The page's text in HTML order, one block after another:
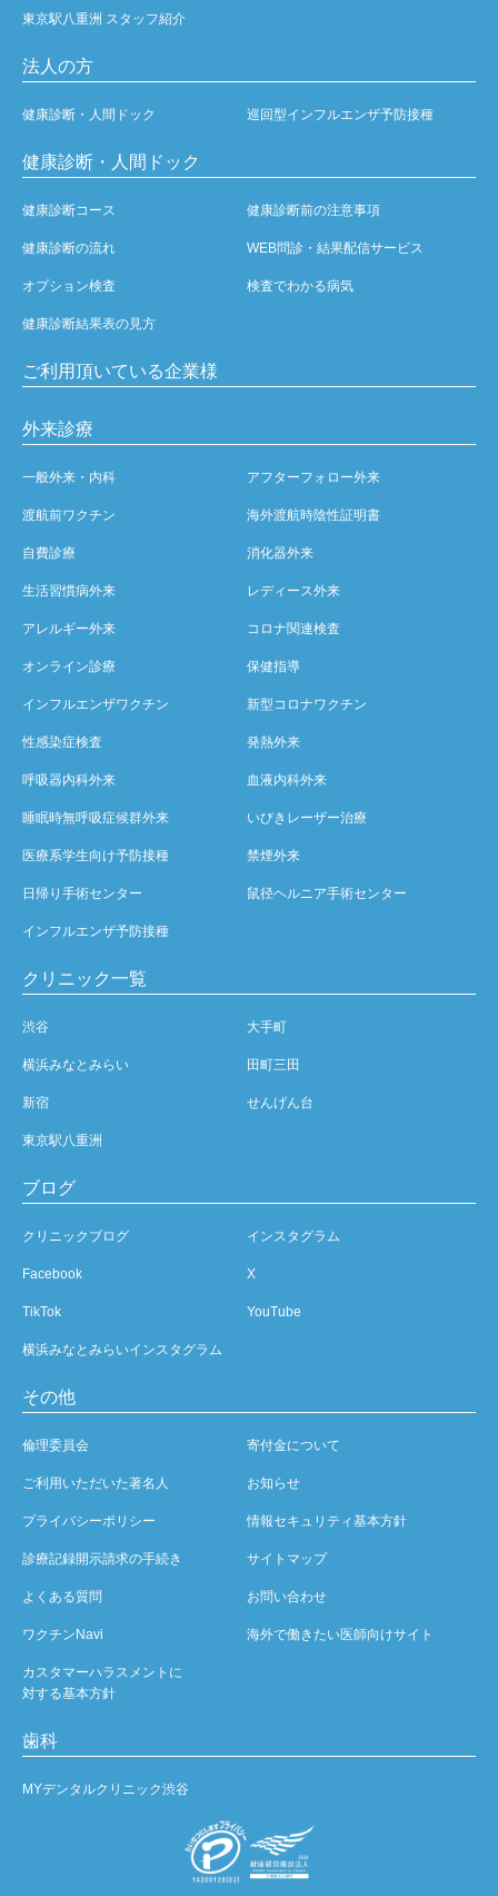
東京駅八重洲 スタッフ紹介
法人の方
健康診断・人間ドック 巡回型インフルエンザ予防接種
健康診断・人間ドック
健康診断コース 健康診断前の注意事項
健康診断の流れ WEB問診・結果配信サービス
オプション検査 検査でわかる病気
健康診断結果表の見方
ご利用頂いている企業様
外来診療
一般外来・内科 アフターフォロー外来
渡航前ワクチン 海外渡航時陰性証明書
自費診療 消化器外来
生活習慣病外来 レディース外来
アレルギー外来 コロナ関連検査
オンライン診療 保健指導
インフルエンザワクチン 新型コロナワクチン
性感染症検査 発熱外来
呼吸器内科外来 血液内科外来
睡眠時無呼吸症候群外来 いびきレーザー治療
医療系学生向け予防接種 禁煙外来
日帰り手術センター 鼠径ヘルニア手術センター
インフルエンザ予防接種
クリニック一覧
渋谷 大手町
横浜みなとみらい 田町三田
新宿 せんげん台
東京駅八重洲
ブログ
クリニックブログ インスタグラム
Facebook X
TikTok YouTube
横浜みなとみらいインスタグラム
その他
倫理委員会 寄付金について
ご利用いただいた著名人 お知らせ
プライバシーポリシー 情報セキュリティ基本方針
診療記録開示請求の手続き サイトマップ
よくある質問 お問い合わせ
ワクチンNavi 海外で働きたい医師向けサイト
カスタマーハラスメントに
対する基本方針
歯科
MYデンタルクリニック渋谷